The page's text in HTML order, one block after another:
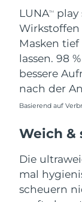
LUNATM
play
Wirkstoffen
Masken
lassen. 98
bessere
nach der
Basierend auf
Weich &
Die
mal
scheuern
Rumänien
Russland
Saudi-
Singapur
Slowakei